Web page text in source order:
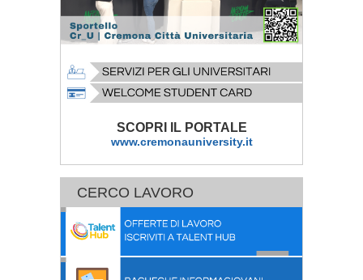
SCOPRI IL PORTALE
www.cremonauniversity.it
CERCO LAVORO